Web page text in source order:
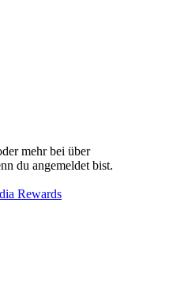
mehr bei über
du angemeldet bist.
Rewards